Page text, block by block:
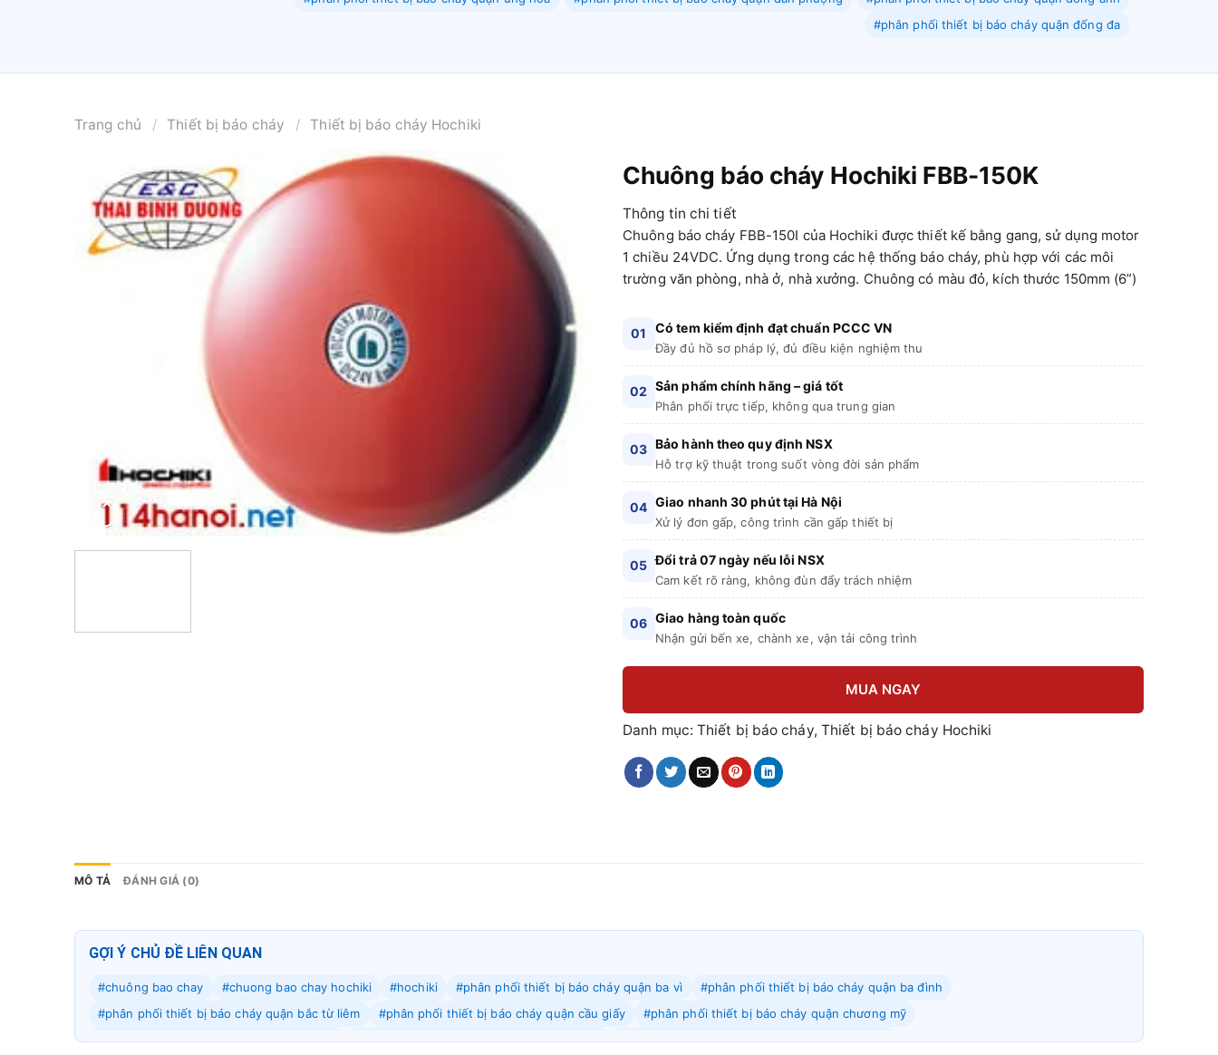
#phân phối thiết bị báo cháy quận đống đa
Trang chủ / Thiết bị báo cháy / Thiết bị báo cháy Hochiki
Chuông báo cháy Hochiki FBB-150K
Thông tin chi tiết
Chuông báo cháy FBB-150I của Hochiki được thiết kế bằng gang, sử dụng motor
1 chiều 24VDC. Ứng dụng trong các hệ thống báo cháy, phù hợp với các môi
trường văn phòng, nhà ở, nhà xưởng. Chuông có màu đỏ, kích thước 150mm (6”)
01 Có tem kiểm định đạt chuẩn PCCC VN
Đầy đủ hồ sơ pháp lý, đủ điều kiện nghiệm thu
02 Sản phẩm chính hãng – giá tốt
Phân phối trực tiếp, không qua trung gian
03 Bảo hành theo quy định NSX
Hỗ trợ kỹ thuật trong suốt vòng đời sản phẩm
04 Giao nhanh 30 phút tại Hà Nội
Xử lý đơn gấp, công trình cần gấp thiết bị
05 Đổi trả 07 ngày nếu lỗi NSX
Cam kết rõ ràng, không đùn đẩy trách nhiệm
06 Giao hàng toàn quốc
Nhận gửi bến xe, chành xe, vận tải công trình
MUA NGAY
Danh mục: Thiết bị báo cháy, Thiết bị báo cháy Hochiki
MÔ TẢ ĐÁNH GIÁ (0)
GỢI Ý CHỦ ĐỀ LIÊN QUAN
#chuông bao chay #chuong bao chay hochiki #hochiki #phân phối thiết bị báo cháy quận ba vì
#phân phối thiết bị báo cháy quận ba đình
#phân phối thiết bị báo cháy quận bắc từ liêm
#phân phối thiết bị báo cháy quận cầu giấy
#phân phối thiết bị báo cháy quận chương mỹ
#phân phối thiết bị báo cháy quận gia lâm
#phân phối thiết bị báo cháy quận hà đông
#phân phối thiết bị báo cháy quận hai bà trưng